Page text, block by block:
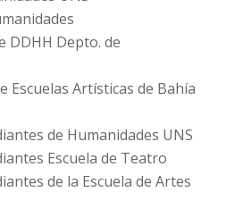
DDHH Depto. de
Escuelas Artísticas de Bahía
de Humanidades UNS
Escuela de Teatro
de la Escuela de Artes